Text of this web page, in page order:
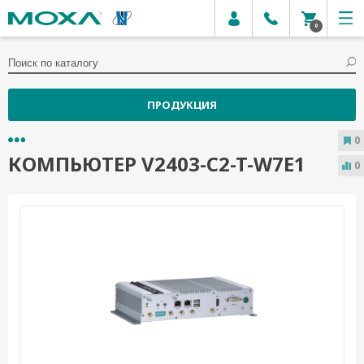
0
ПРОДУКЦИЯ
КОМПЬЮТЕР V2403-C2-T-W7E1
0
0